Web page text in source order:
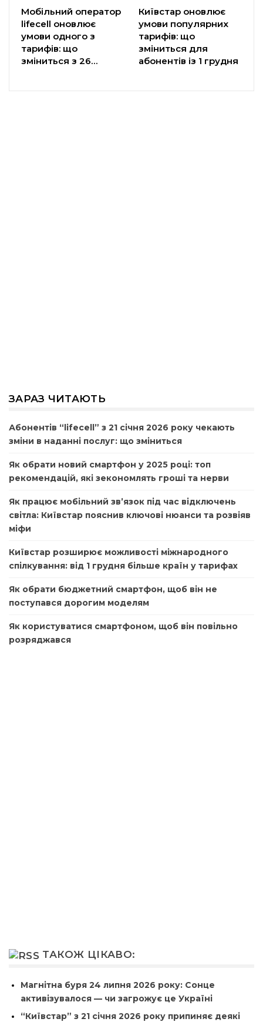
Мобільний оператор
lifecell оновлює
умови одного з
тарифів: що
зміниться з 26…
Київстар оновлює
умови популярних
тарифів: що
зміниться для
абонентів із 1 грудня
ЗАРАЗ ЧИТАЮТЬ
Абонентів “lifecell” з 21 січня 2026 року чекають
зміни в наданні послуг: що зміниться
Як обрати новий смартфон у 2025 році: топ
рекомендацій, які зекономлять гроші та нерви
Як працює мобільний зв’язок під час відключень
світла: Київстар пояснив ключові нюанси та розвіяв
міфи
Київстар розширює можливості міжнародного
спілкування: від 1 грудня більше країн у тарифах
Як обрати бюджетний смартфон, щоб він не
поступався дорогим моделям
Як користуватися смартфоном, щоб він повільно
розряджався
ТАКОЖ ЦІКАВО:
Магнітна буря 24 липня 2026 року: Сонце
активізувалося — чи загрожує це Україні
“Київстар” з 21 січня 2026 року припиняє деякі